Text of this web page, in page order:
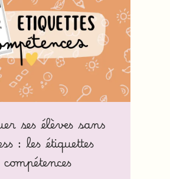
ses élèves sans
: les étiquettes
compétences